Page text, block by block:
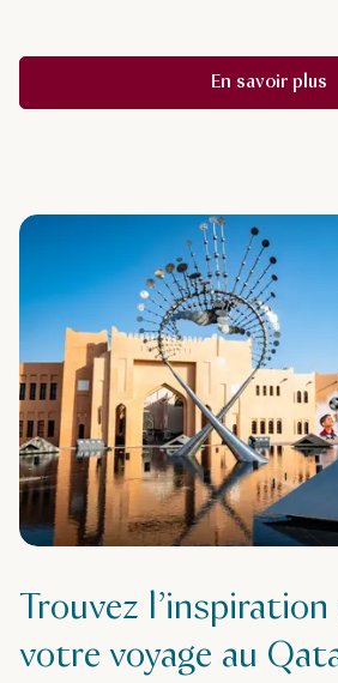
En savoir plus
Trouvez
votre voyage au